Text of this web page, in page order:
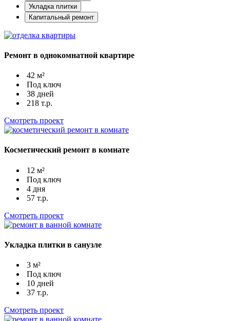
Укладка плитки
Капитальный ремонт
Ремонт в однокомнатной квартире
42 м²
Под ключ
38 дней
218 т.р.
Смотреть проект
Косметический ремонт в комнате
12 м²
Под ключ
4 дня
57 т.р.
Смотреть проект
Укладка плитки в санузле
3 м²
Под ключ
10 дней
37 т.р.
Смотреть проект